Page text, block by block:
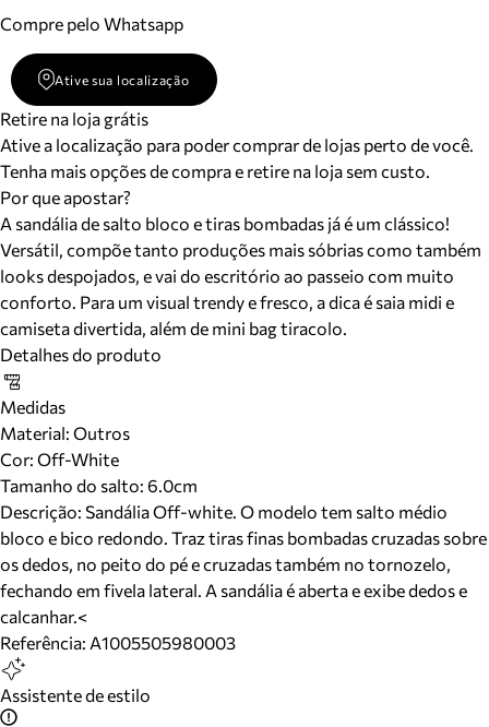
Compre pelo Whatsapp
Ative sua localização
Retire na loja grátis
Ative a localização para poder comprar de lojas perto de você.
Tenha mais opções de compra e retire na loja sem custo.
Por que apostar?
A sandália de salto bloco e tiras bombadas já é um clássico!
Versátil, compõe tanto produções mais sóbrias como também
looks despojados, e vai do escritório ao passeio com muito
conforto. Para um visual trendy e fresco, a dica é saia midi e
camiseta divertida, além de mini bag tiracolo.
Detalhes do produto
Medidas
Material: Outros
Cor: Off-White
Tamanho do salto: 6.0cm
Descrição: Sandália Off-white. O modelo tem salto médio
bloco e bico redondo. Traz tiras finas bombadas cruzadas sobre
os dedos, no peito do pé e cruzadas também no tornozelo,
fechando em fivela lateral. A sandália é aberta e exibe dedos e
calcanhar.<
Referência: A1005505980003
Assistente de estilo